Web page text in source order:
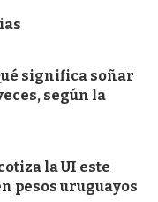
significa soñar
según la
la UI este
pesos uruguayos